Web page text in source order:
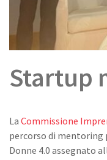
Startup
La Commissione
percorso di mentoring
Donne 4.0 assegnato